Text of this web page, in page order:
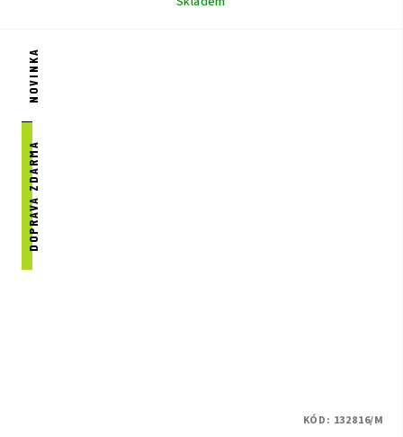
NOVINKA
DOPRAVA ZDARMA
KÓD: 132816/M